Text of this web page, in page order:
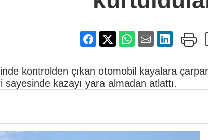
kontrolden çıkan otomobil kayalara
kazayı yara almadan atlattı.